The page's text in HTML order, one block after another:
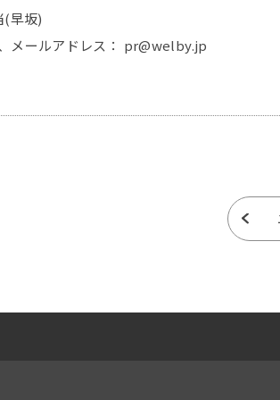
早坂)
メールアドレス： pr@welby.jp